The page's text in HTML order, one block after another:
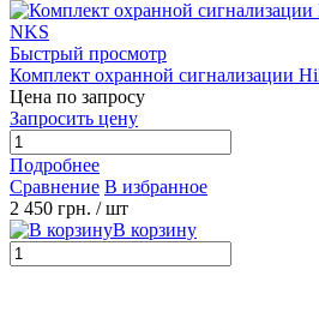
Быстрый просмотр
Комплект охранной сигнализации
Цена по запросу
Запросить цену
Подробнее
Сравнение В избранное
2 450 грн. / шт
В корзину